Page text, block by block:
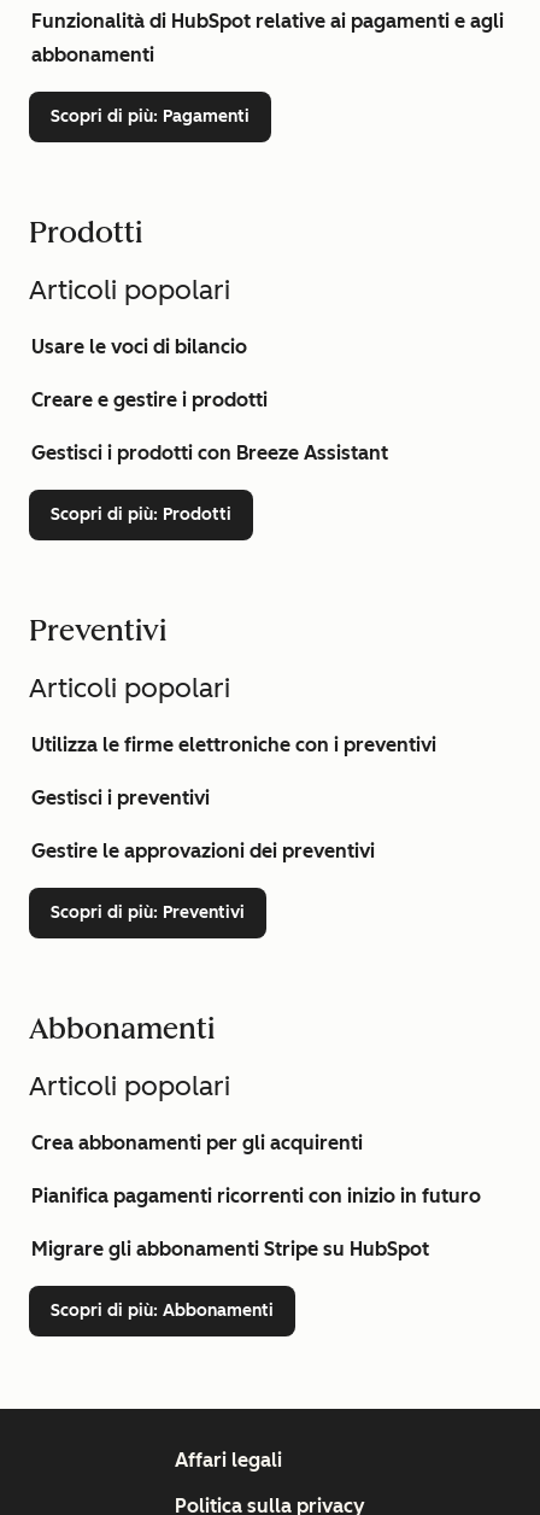
Funzionalità di HubSpot relative ai pagamenti e agli
abbonamenti
Scopri di più: Pagamenti
Prodotti
Articoli popolari
Usare le voci di bilancio
Creare e gestire i prodotti
Gestisci i prodotti con Breeze Assistant
Scopri di più: Prodotti
Preventivi
Articoli popolari
Utilizza le firme elettroniche con i preventivi
Gestisci i preventivi
Gestire le approvazioni dei preventivi
Scopri di più: Preventivi
Abbonamenti
Articoli popolari
Crea abbonamenti per gli acquirenti
Pianifica pagamenti ricorrenti con inizio in futuro
Migrare gli abbonamenti Stripe su HubSpot
Scopri di più: Abbonamenti
Affari legali
Politica sulla privacy